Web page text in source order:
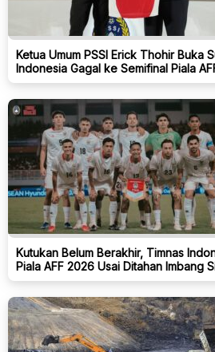
Ketua Umum PSSI Erick Thohir Buka
Indonesia Gagal ke Semifinal Piala
Kutukan Belum Berakhir, Timnas
Piala AFF 2026 Usai Ditahan Imbang